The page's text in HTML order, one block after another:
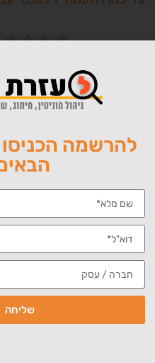
מגמות, מחקרים,
בתחום ניהול המוניטין לאנשים
להרשמה
שליחה